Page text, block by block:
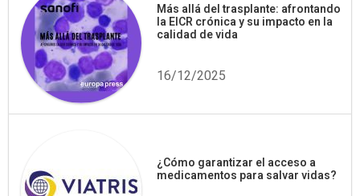
Más allá del trasplante: afrontando
la EICR crónica y su impacto en la
calidad de vida
16/12/2025
¿Cómo garantizar el acceso a
medicamentos para salvar vidas?